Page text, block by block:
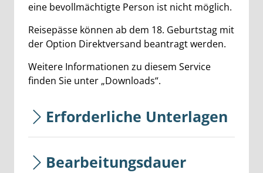
eine bevollmächtigte Person ist nicht möglich.
Reisepässe können ab dem 18. Geburtstag mit
der Option Direktversand beantragt werden.
Weitere Informationen zu diesem Service
finden Sie unter „Downloads“.
Erforderliche Unterlagen
Bearbeitungsdauer